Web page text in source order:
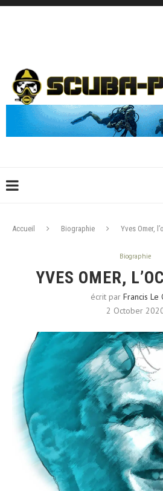
Accueil Biographie Yves Omer,
Biographie
YVES OMER,
écrit par Francis Le
2 October